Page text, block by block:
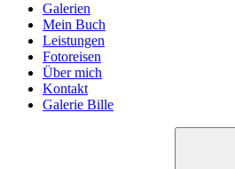
Galerien
Mein Buch
Leistungen
Fotoreisen
Über mich
Kontakt
Galerie Bille